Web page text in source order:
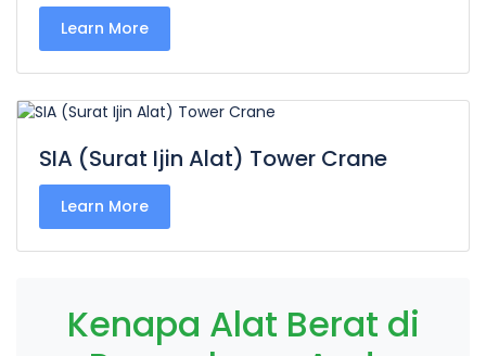
Learn More
SIA (Surat Ijin Alat) Tower Crane
Learn More
Kenapa Alat Berat di